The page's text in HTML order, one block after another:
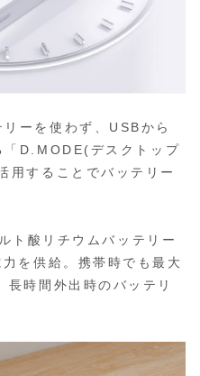
ーを使わず、USBから
「D.MODE(デスクトップ
用することでバッテリー
酸リチウムバッテリー
を供給。携帯時でも最大
時間外出時のバッテリ